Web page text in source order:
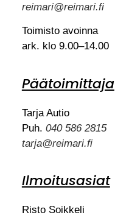
reimari@reimari.fi
Toimisto avoinna
ark. klo 9.00–14.00
Päätoimittaja
Tarja Autio
Puh. 040 586 2815
tarja@reimari.fi
Ilmoitusasiat
Risto Soikkeli